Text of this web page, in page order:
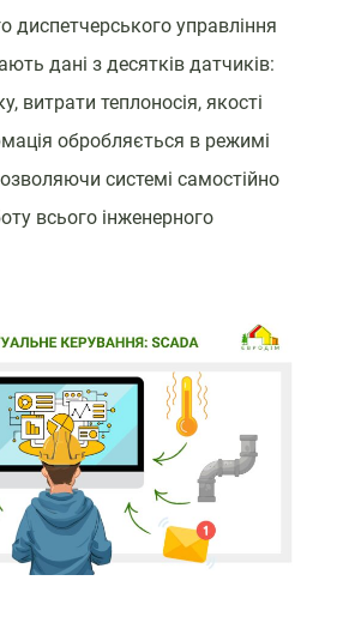
диспетчерського управління
дані з десятків датчиків:
витрати теплоносія, якості
обробляється в режимі
системі самостійно
всього інженерного